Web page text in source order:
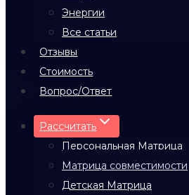
Энергии
Все статьи
Отзывы
Стоимость
Вопрос/Ответ
Рассчитать
Персональная Матрица
Матрица совместимости
Детская Матрица